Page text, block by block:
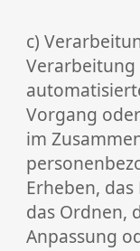
c)
Vorgang
im
Erheben,
das Ordnen,
Anpassung